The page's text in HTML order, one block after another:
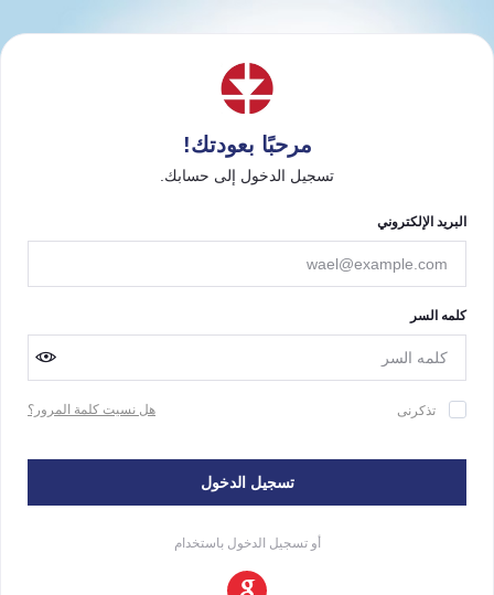
مرحبًا بعودتك!
تسجيل الدخول إلى حسابك.
البريد الإلكتروني
كلمه السر
تذكرنى هل نسيت كلمة المرور؟
تسجيل الدخول
أو تسجيل الدخول باستخدام